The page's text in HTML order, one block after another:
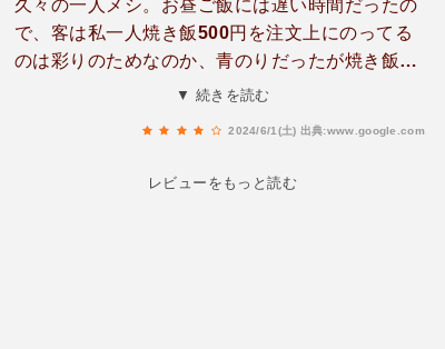
す。ご飯も一緒に頼めばスープカレーライスが食
べられます。ちゃんぽん500円とコスパも最高で
ないのでカレー味と記載していた方がいいかも知
れないです。知らない人はビックリすると思いま
久々の一人メシ。お昼ご飯には遅い時間だったの
で、客は私一人焼き飯500円を注文上にのってる
のは彩りのためなのか、青のりだったが焼き飯と
青のりは、ちょっと合わないように思った具材の
たいです。（追記）カレー味ちゃんぽん頂きまし
▼ 続きを読む
2024/6/1(土) 出典:www.google.com
レビューをもっと読む